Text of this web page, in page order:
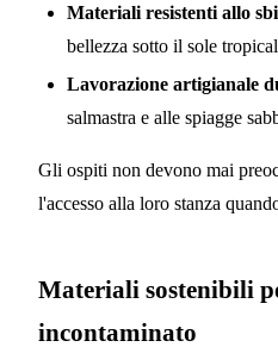
Materiali resistenti allo
bellezza sotto il sole
Lavorazione artigianale
salmastra e alle spiagge
Gli ospiti non devono mai
l'accesso alla loro stanza
Materiali sostenibili
incontaminato